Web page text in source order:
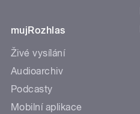
mujRozhlas
Živé vysílání
Audioarchiv
Podcasty
Mobilní aplikace